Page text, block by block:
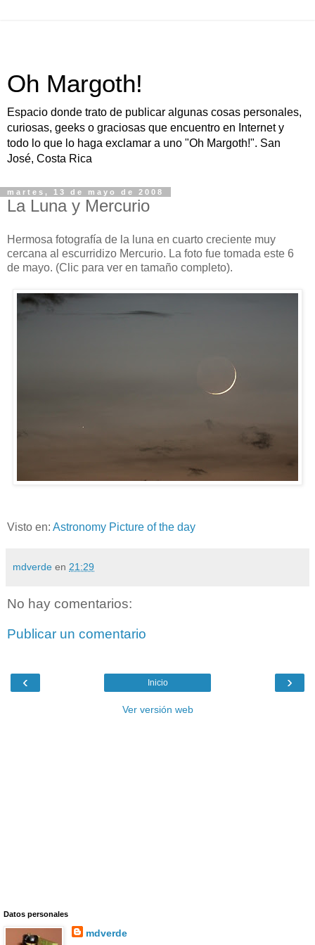
Oh Margoth!
Espacio donde trato de publicar algunas cosas personales,
curiosas, geeks o graciosas que encuentro en Internet y
todo lo que lo haga exclamar a uno "Oh Margoth!". San
José, Costa Rica
martes, 13 de mayo de 2008
La Luna y Mercurio
Hermosa fotografía de la luna en cuarto creciente muy
cercana al escurridizo Mercurio. La foto fue tomada este 6
de mayo. (Clic para ver en tamaño completo).
Visto en: Astronomy Picture of the day
mdverde en 21:29
No hay comentarios:
Publicar un comentario
‹ ›
Inicio
Ver versión web
Datos personales
mdverde